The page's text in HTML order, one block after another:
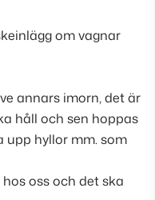
om vagnar
annars imorn, det är
håll och sen hoppas
upp hyllor mm. som
oss och det ska